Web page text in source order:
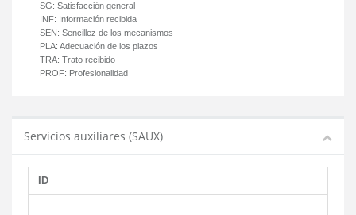
SG: Satisfacción general
INF: Información recibida
SEN: Sencillez de los mecanismos
PLA: Adecuación de los plazos
TRA: Trato recibido
PROF: Profesionalidad
Servicios auxiliares (SAUX)
ID